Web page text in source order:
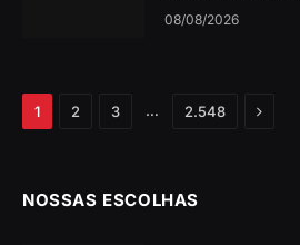
08/08/2026
1 2 3 … 2.548
NOSSAS ESCOLHAS